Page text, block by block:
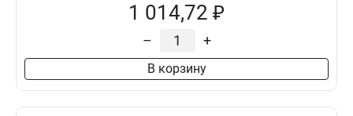
1 014,72 ₽
– +
В корзину